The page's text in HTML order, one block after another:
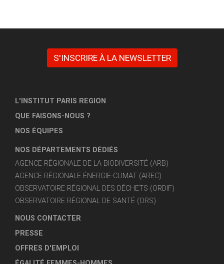
S'INSCRIRE À LA NEWSLETTER
L'INSTITUT PARIS REGION
QUE FAISONS-NOUS ?
NOS ÉQUIPES
NOS DÉPARTEMENTS DÉDIÉS
AGENCE RÉGIONALE DE LA BIODIVERSITÉ (ARB)
AGENCE RÉGIONALE ÉNERGIE-CLIMAT (AREC)
OBSERVATOIRE RÉGIONAL DES DÉCHETS (ORDIF)
OBSERVATOIRE RÉGIONAL DE SANTÉ (ORS)
NOUS CONTACTER
PRESSE
OFFRES D'EMPLOI